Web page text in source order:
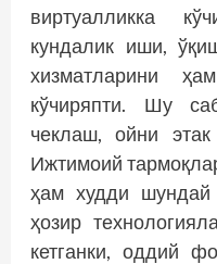
виртуалликка
кундалик иши,
хизматларини
кўчиряпти. Шу
чеклаш, ойни
Ижтимоий
ҳам худди
ҳозир
кетганки, оддий